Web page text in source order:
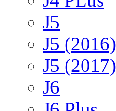
J5
J5 (2016)
J5 (2017)
J6